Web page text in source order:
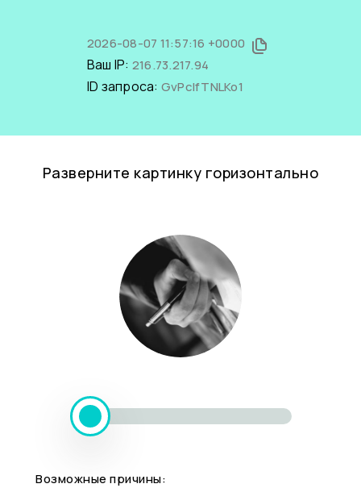
2026-08-07 11:57:16 +0000
Ваш IP: 216.73.217.94
ID запроса: GvPcIfTNLKo1
Разверните картинку горизонтально
Возможные причины: